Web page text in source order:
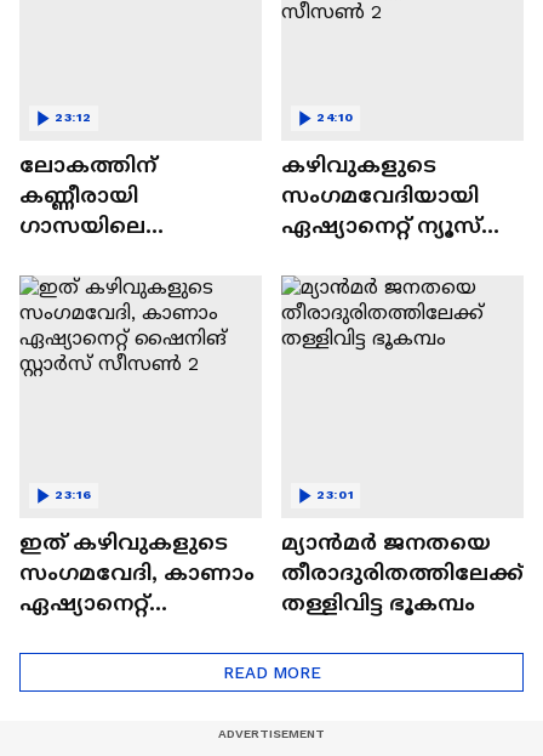
ലോകത്തിന്
കണ്ണീരായി
ഗാസയിലെ
കുഞ്ഞുങ്ങൾ
23:12
കഴിവുകളുടെ
സംഗമവേദിയായി
ഏഷ്യാനെറ്റ് ന്യൂസ്
സീസൺ 2
24:10
ഇത് കഴിവുകളുടെ
സംഗമവേദി, കാണാം
ഏഷ്യാനെറ്റ്
23:16
മ്യാൻമർ ജനതയെ
തീരാദുരിതത്തിലേക്ക്
തള്ളിവിട്ട ഭൂകമ്പം
23:01
READ MORE